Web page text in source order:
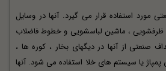
مورد استفاده قرار می گیرد. آنها در وسایل
ظرفشویی ، ماشین لباسشویی و خطوط فاضلاب
صنعتی از آنها در دیگهای بخار ، کوره ها ،
یا سیستم های خلا استفاده می شود. آنها